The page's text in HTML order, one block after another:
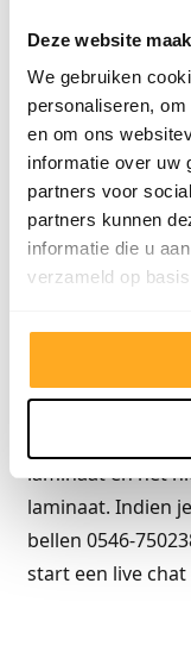
Deze website
We gebruiken
personaliseren,
en om ons
informatie over uw
partners voor
partners kunnen
informatie die u
verzameld op
beste voor jou
Goedkoop
kwaliteit
Ben je op zoek
tegen een lage
parket staat voor
past bij jouw
budget. Ons
trendvloeren,
Naast houtlook
laminaat en het
laminaat. Indien
bellen 0546-
start een live